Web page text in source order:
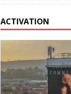
ACTIVATION